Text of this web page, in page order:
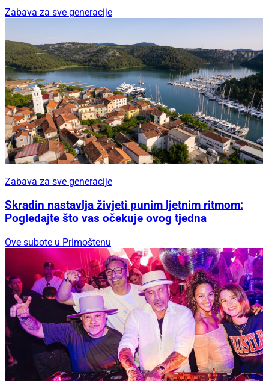
Zabava za sve generacije
Zabava za sve generacije
Skradin nastavlja živjeti punim ljetnim ritmom:
Pogledajte što vas očekuje ovog tjedna
Ove subote u Primoštenu